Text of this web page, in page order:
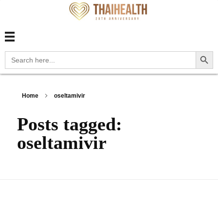
Search
for:
Search Button
Home oseltamivir
Posts tagged:
oseltamivir